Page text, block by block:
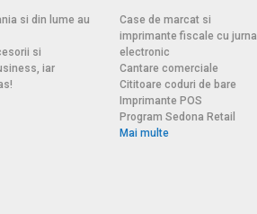
si din lume au
si
iar
Case de marcat si
imprimante fiscale cu jurnal
electronic
Cantare comerciale
Cititoare coduri de bare
Imprimante POS
Program Sedona Retail
Mai multe